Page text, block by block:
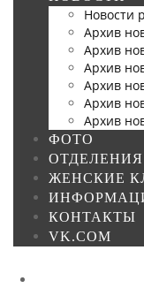
Новости
Архив
Архив
Архив
Архив
Архив
Архив
ФОТО
ОТДЕЛЕНИЯ
ЖЕНСКИЕ
КОНТАКТЫ
VK.COM